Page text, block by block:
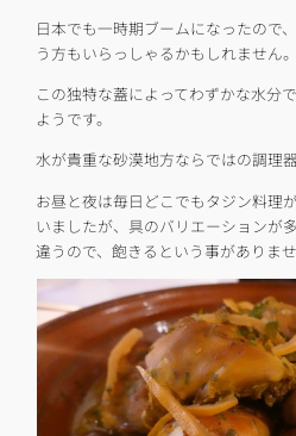
日本でも一時期ブームになったので
う方もいらっしゃるかもしれません。
この独特な蓋によってわずかな水分
ようです。
水が貴重な砂漠地方ならではの調理
お昼と夜は毎日どこでもタジン料理
いましたが、具のバリエーションが
違うので、飽きるという事がありませ